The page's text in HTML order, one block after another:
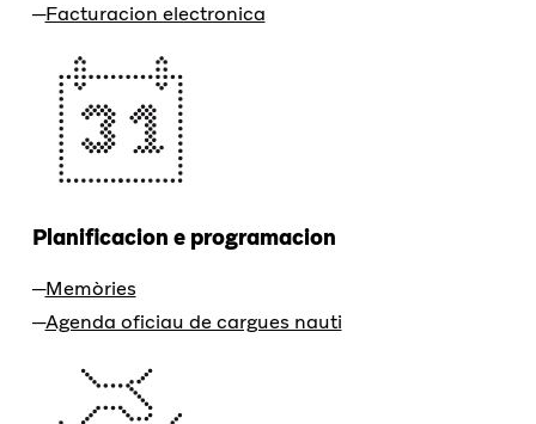
Facturacion electronica
Planificacion e programacion
Memòries
Agenda oficiau de cargues nauti